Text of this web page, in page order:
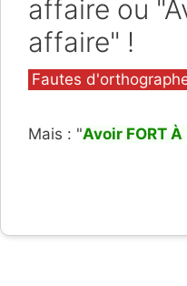
affaire ou
affaire" !
Catégories
Fautes
Mais : "Avoir FORT À